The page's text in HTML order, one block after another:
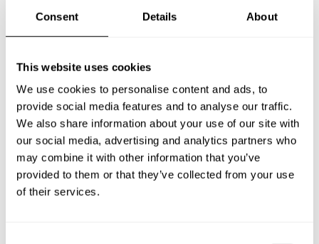
Consent Details About
This website uses cookies
We use cookies to personalise content and ads, to
provide social media features and to analyse our traffic.
We also share information about your use of our site with
our social media, advertising and analytics partners who
may combine it with other information that you’ve
provided to them or that they’ve collected from your use
of their services.
Estas son las preguntas más frecuentes sobre Chef a
¿Qué incluye un servicio de Chef a Domicilio en La
Piedad?
¿Cuánto cuesta un Chef a Domicilio en La Piedad?
¿Cómo puedo reservar un Chef a Domicilio en La
Piedad?